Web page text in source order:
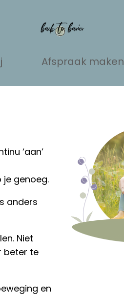
Afspraak maken
‘aan’
genoeg.
anders
Niet
beter te
en